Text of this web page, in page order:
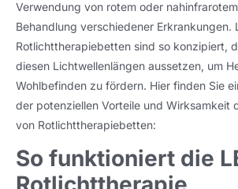
Verwendung von rotem oder
Behandlung verschiedener Erkrankungen.
Rotlichttherapiebetten sind so konzipiert,
diesen Lichtwellenlängen aussetzen, um
Wohlbefinden zu fördern. Hier finden Sie
der potenziellen Vorteile und Wirksamkeit
von Rotlichttherapiebetten:
So funktioniert die